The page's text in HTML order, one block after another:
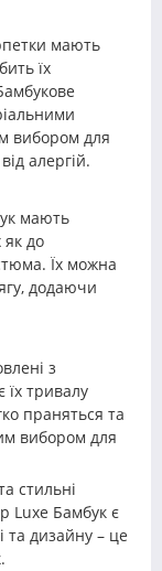
мають
їх
вибором для
алергій.
мають
як до
Їх можна
додаючи
з
їх тривалу
праняться та
вибором для
стильні
Luxe Бамбук є
та дизайну – це